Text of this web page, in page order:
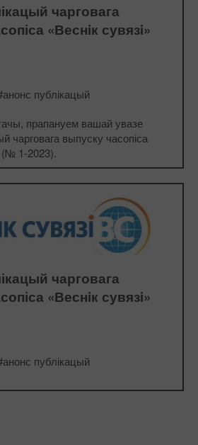
чарговага
«Веснiк сувязi»
публікацый
прапануем вашай увазе
чарговага выпуску часопіса
(№ 1-2023).
чарговага
«Веснiк сувязi»
публікацый